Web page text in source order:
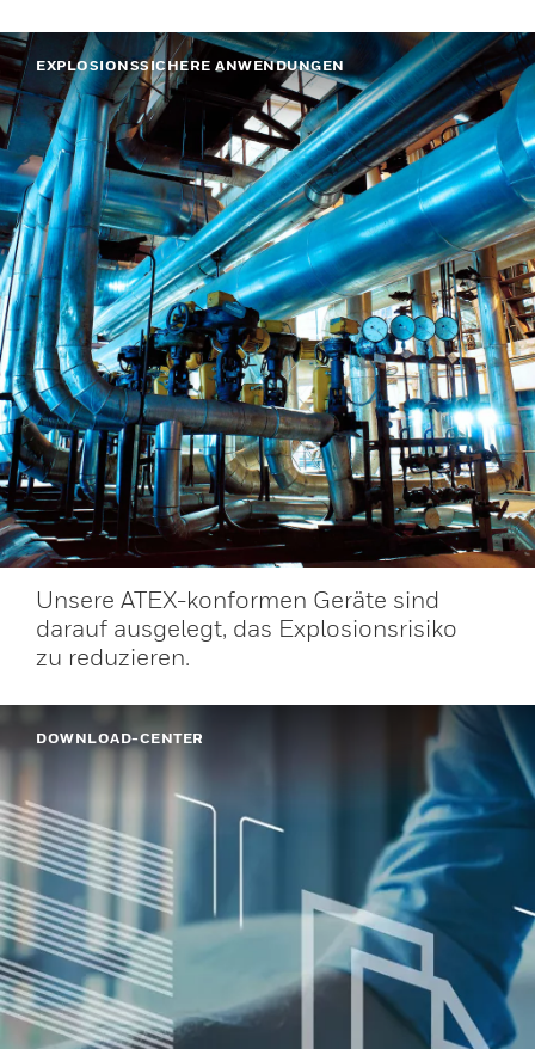
EXPLOSIONSSICHERE ANWENDUNGEN
Unsere ATEX-konformen Geräte sind
darauf ausgelegt, das Explosionsrisiko
zu reduzieren.
DOWNLOAD-CENTER